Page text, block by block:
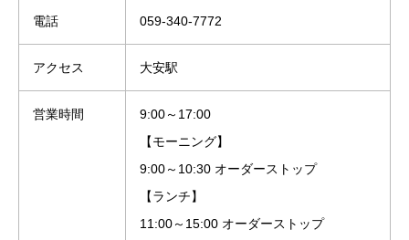
電話 059-340-7772
アクセス 大安駅
営業時間
9:00～17:00
【モーニング】
9:00～10:30 オーダーストップ
【ランチ】
11:00～15:00 オーダーストップ